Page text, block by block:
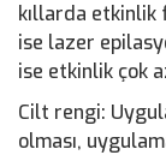
kıllarda etkinlik
ise lazer
ise etkinlik çok
Cilt rengi:
olması,